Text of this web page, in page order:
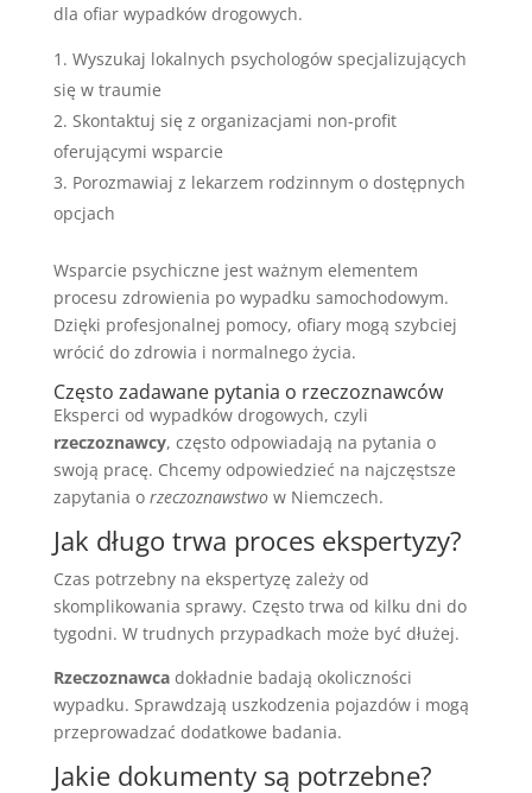
dla ofiar wypadków drogowych.
Wyszukaj lokalnych psychologów specjalizujących
się w traumie
Skontaktuj się z organizacjami non-profit
oferującymi wsparcie
Porozmawiaj z lekarzem rodzinnym o dostępnych
opcjach
Wsparcie psychiczne jest ważnym elementem
procesu zdrowienia po wypadku samochodowym.
Dzięki profesjonalnej pomocy, ofiary mogą szybciej
wrócić do zdrowia i normalnego życia.
Często zadawane pytania o rzeczoznawców
Eksperci od wypadków drogowych, czyli
rzeczoznawcy, często odpowiadają na pytania o
swoją pracę. Chcemy odpowiedzieć na najczęstsze
zapytania o rzeczoznawstwow Niemczech.
Jak długo trwa proces ekspertyzy?
Czas potrzebny na ekspertyzę zależy od
skomplikowania sprawy. Często trwa od kilku dni do
tygodni. W trudnych przypadkach może być dłużej.
Rzeczoznawcadokładnie badają okoliczności
wypadku. Sprawdzają uszkodzenia pojazdów i mogą
przeprowadzać dodatkowe badania.
Jakie dokumenty są potrzebne?